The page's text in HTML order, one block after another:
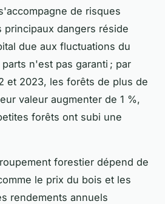
de risques
principaux dangers réside
due aux fluctuations du
n'est pas garanti ; par
et 2023, les forêts de plus de
valeur augmenter de 1 %,
forêts ont subi une
forestier dépend de
le prix du bois et les
rendements annuels